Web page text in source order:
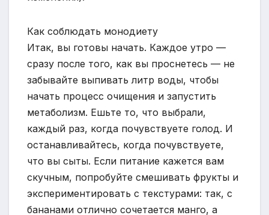
Как соблюдать монодиету
Итак, вы готовы начать. Каждое утро —
сразу после того, как вы проснетесь — не
забывайте выпивать литр воды, чтобы
начать процесс очищения и запустить
метаболизм. Ешьте то, что выбрали,
каждый раз, когда почувствуете голод. И
останавливайтесь, когда почувствуете,
что вы сыты. Если питание кажется вам
скучным, попробуйте смешивать фрукты и
экспериментировать с текстурами: так, с
бананами отлично сочетается манго, а